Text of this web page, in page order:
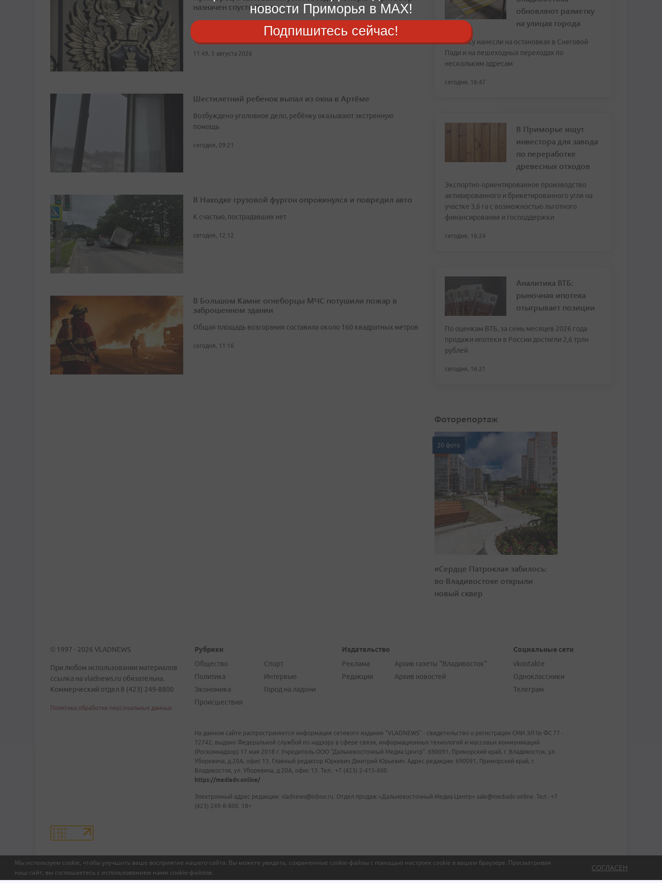
Мы используем cookie, чтобы улучшить ваше восприятие нашего сайта. Вы можете увидеть, сохраненные cookie-файлы с помощью настроек cookie в вашем браузере. Просматривая
наш сайт, вы соглашаетесь с использованием нами cookie-файлов.
СОГЛАСЕН
назначен спустя 10 лет
В 2016 году отец и два сына устроили засаду из‑за спора о проезде,
жестоко расправились с семейной парой и сожгли машину
11:49, 5 августа 2026
Шестилетний ребенок выпал из окна в Артёме
Возбуждено уголовное дело, ребёнку оказывают экстренную
помощь
сегодня, 09:21
В Находке грузовой фургон опрокинулся и повредил авто
К счастью, пострадавших нет
сегодня, 12:12
В Большом Камне огнеборцы МЧС потушили пожар в
заброшенном здании
Общая площадь возгорания составила около 160 квадратных метров
сегодня, 11:16
обновляют разметку
на улицах города
Разметку нанесли на остановках в Снеговой
Пади и на пешеходных переходах по
нескольким адресам
сегодня, 16:47
В Приморье ищут
инвестора для завода
по переработке
древесных отходов
Экспортно‑ориентированное производство
активированного и брикетированного угля на
участке 3,6 га с возможностью льготного
финансирования и господдержки
сегодня, 16:24
Аналитика ВТБ:
рыночная ипотека
отыгрывает позиции
По оценкам ВТБ, за семь месяцев 2026 года
продажи ипотеки в России достигли 2,6 трлн
рублей
сегодня, 16:21
Фоторепортаж
20 фото
«Сердце Патрокла» забилось:
во Владивостоке открыли
новый сквер
© 1997 - 2026 VLADNEWS
При любом использовании материалов
ссылка на vladnews.ru обязательна.
Коммерческий отдел 8 (423) 249-8800
Политика обработки персональных данных
Рубрики
Общество
Политика
Экономика
Происшествия
Спорт
Интервью
Город на ладони
Издательство
Реклама
Редакция
Архив газеты "Владивосток"
Архив новостей
Социальные сети
vkontakte
Одноклассники
Телеграм
На данном сайте распространяется информация сетевого издания "VLADNEWS" - свидетельство о регистрации СМИ ЭЛ № ФС 77 -
72742, выдано Федеральной службой по надзору в сфере связи, информационных технологий и массовых коммуникаций
(Роскомнадзор) 17 мая 2018 г. Учредитель ООО "Дальневосточный Медиа Центр". 690091, Приморский край, г. Владивосток, ул.
Уборевича, д.20А, офис 13. Главный редактор Юркевич Дмитрий Юрьевич. Адрес редакции: 690091, Приморский край, г.
Владивосток, ул. Уборевича, д.20А, офис 13. Тел.: +7 (423) 2-415-600.
https://mediadv.online/
Электронный адрес редакции: vladnews@inbox.ru. Отдел продаж «Дальневосточный Медиа Центр» sale@mediadv.online. Тел.: +7
(423) 249-8-800. 18+
новости Приморья в MAX!
Подпишитесь сейчас!